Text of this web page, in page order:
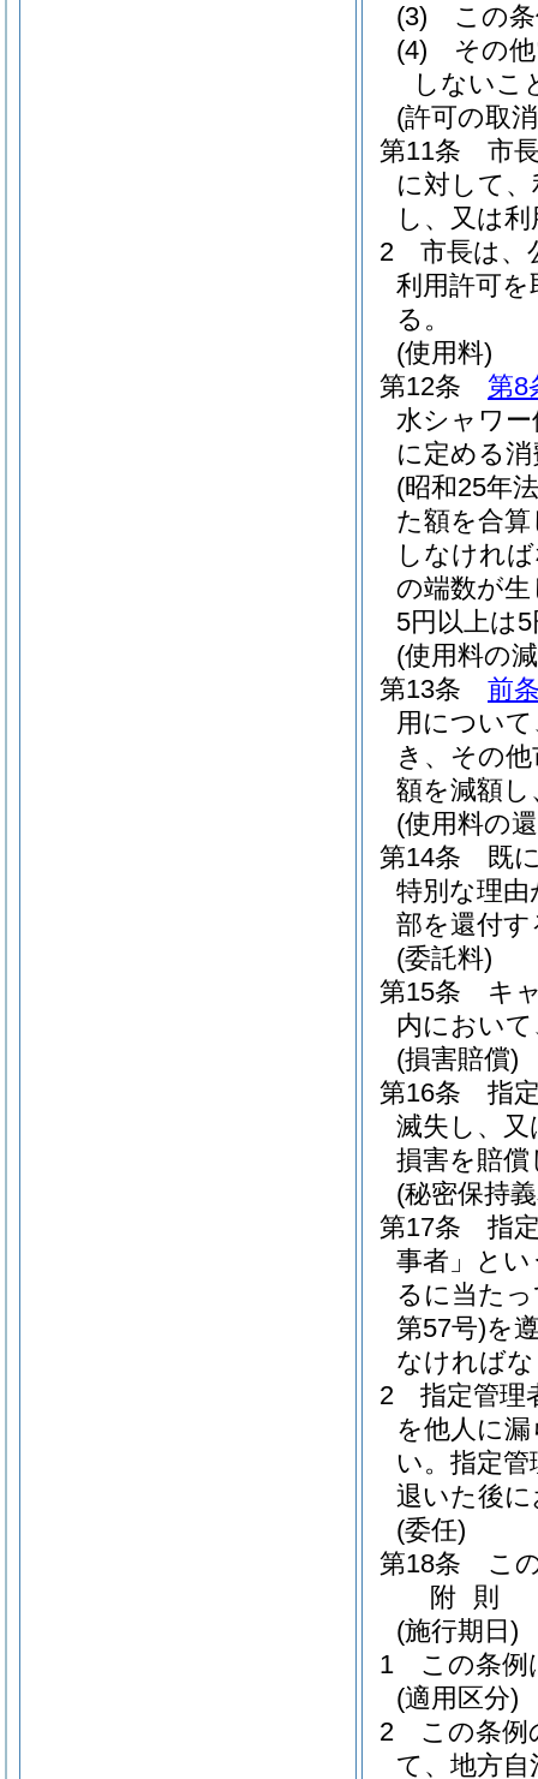
(3)
この
(4)
その
しないこ
(許可の取
第11条
市
に対して
し、又は
2
市長は、
利用許可
る。
(使用料)
第12条
第8
水シャワ
に定める
(昭和25年
た額を合
しなけれ
の端数が
5円以上は
(使用料の
第13条
前
用につい
き、その
額を減額
(使用料の
第14条
既
特別な理
部を還付
(委託料)
第15条
キ
内におい
(損害賠償)
第16条
指
滅失し、
損害を賠
(秘密保持
第17条
指
事者」とい
るに当た
第57号)を
なければ
2
指定管理
を他人に
い。 指定管
退いた後
(委任)
第18条
こ
附 則
(施行期日)
1
この条例
(適用区分)
2
この条例
て、地方